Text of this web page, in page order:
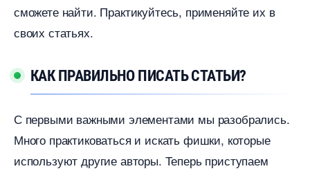
сможете найти. Практикуйтесь, применяйте их
своих статьях.
КАК ПРАВИЛЬНО ПИСАТЬ СТАТЬИ?
С первыми важными элементами мы разобрались.
Много практиковаться и искать фишки, которые
используют другие авторы. Теперь приступаем